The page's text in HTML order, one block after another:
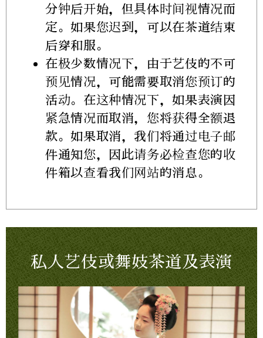
分钟后开始，但具体时间视情况而
定。如果您迟到，可以在茶道结束
后穿和服。
在极少数情况下，由于艺伎的不可
预见情况，可能需要取消您预订的
活动。在这种情况下，如果表演因
紧急情况而取消，您将获得全额退
款。如果取消，我们将通过电子邮
件通知您，因此请务必检查您的收
件箱以查看我们网站的消息。
私人艺伎或舞妓茶道及表演